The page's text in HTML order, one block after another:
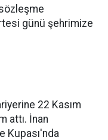
günü şehrimize
22 Kasım
attı. İnan
Kupası'nda